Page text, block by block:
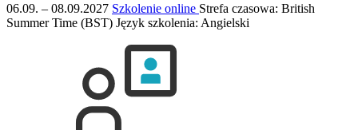
06.09. – 08.09.2027 Szkolenie online Strefa czasowa: British
Summer Time (BST) Język szkolenia: Angielski